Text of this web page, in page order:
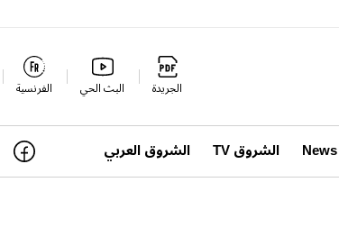
الجريدة البث الحي الفرنسية
الشروق TV الشروق العربي